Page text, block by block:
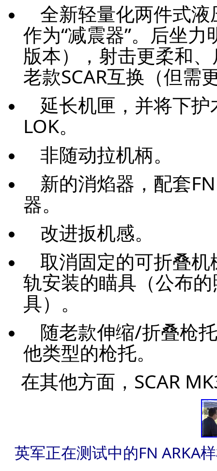
全新轻量化两件式
作为“减震器”。后坐
版本），射击更柔和
老款SCAR互换（但需
延长机匣，并将下
LOK。
非随动拉机柄。
新的消焰器，配套
器。
改进扳机感。
取消固定的可折叠
轨安装的瞄具（公布
具）。
随老款伸缩/折叠枪
他类型的枪托。
在其他方面，SCAR
英军正在测试中的FN ARKA